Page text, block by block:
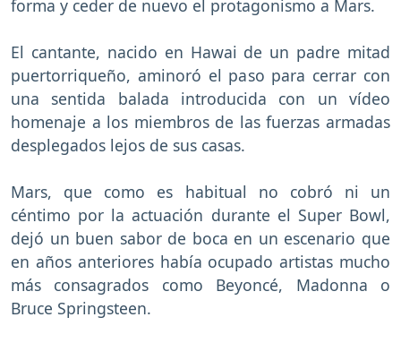
forma y ceder de nuevo el protagonismo a Mars.
El cantante, nacido en Hawai de un padre mitad
puertorriqueño, aminoró el paso para cerrar con
una sentida balada introducida con un vídeo
homenaje a los miembros de las fuerzas armadas
desplegados lejos de sus casas.
Mars, que como es habitual no cobró ni un
céntimo por la actuación durante el Super Bowl,
dejó un buen sabor de boca en un escenario que
en años anteriores había ocupado artistas mucho
más consagrados como Beyoncé, Madonna o
Bruce Springsteen.